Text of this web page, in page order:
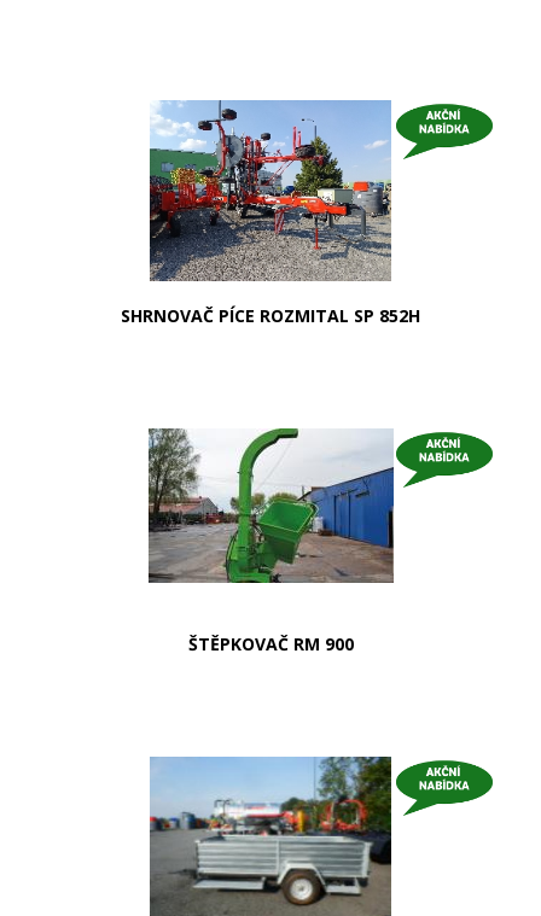
SHRNOVAČ PÍCE ROZMITAL SP 852H
ŠTĚPKOVAČ RM 900